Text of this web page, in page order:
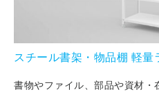
スチール書架・物品棚 軽量
書物やファイル、部品や資材・